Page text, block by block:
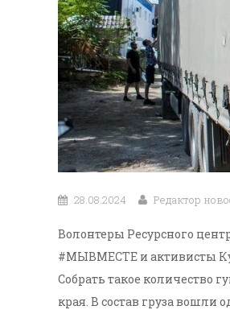
28.08.2024 Редактор
Волонтеры Ресурсного
#МЫВМЕСТЕ и активисты
Собрать такое количество
края. В состав груза